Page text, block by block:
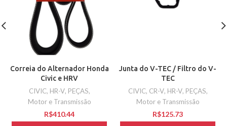
Correia do Alternador Honda
Civic e HRV
CIVIC, HR-V, PEÇAS,
Motor e Transmissão
R$
Junta do V-TEC / Filtro do V-
TEC
CIVIC, CR-V, HR-V, PEÇAS,
Motor e Transmissão
R$